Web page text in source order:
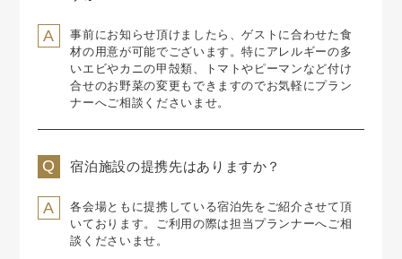
事前にお知らせ頂けましたら、ゲストに合わせた食
材の用意が可能でございます。特にアレルギーの多
いエビやカニの甲殻類、トマトやピーマンなど付け
合せのお野菜の変更もできますのでお気軽にプラン
ナーへご相談くださいませ。
宿泊施設の提携先はありますか？
各会場ともに提携している宿泊先をご紹介させて頂
いております。
ご利用の際は担当プランナーへご相
談くださいませ。